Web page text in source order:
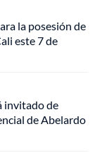
la posesión de
este 7 de
invitado de
de Abelardo